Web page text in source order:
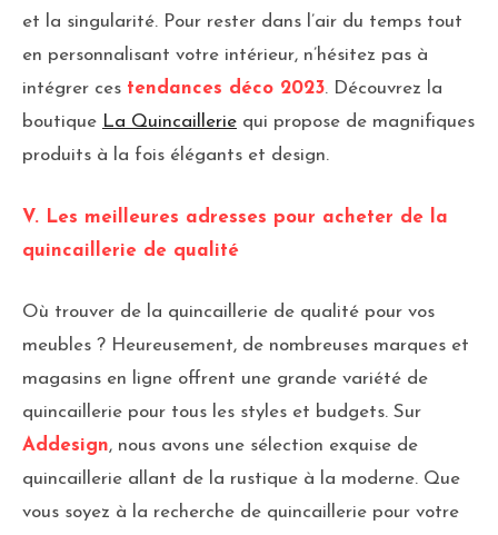
et la singularité. Pour rester dans l’air du temps tout
en personnalisant votre intérieur, n’hésitez pas à
intégrer ces tendances déco 2023. Découvrez la
boutique La Quincaillerie qui propose de magnifiques
produits à la fois élégants et design.
V. Les meilleures adresses pour acheter de la
quincaillerie de qualité
Où trouver de la quincaillerie de qualité pour vos
meubles ? Heureusement, de nombreuses marques et
magasins en ligne offrent une grande variété de
quincaillerie pour tous les styles et budgets. Sur
Addesign, nous avons une sélection exquise de
quincaillerie allant de la rustique à la moderne. Que
vous soyez à la recherche de quincaillerie pour votre